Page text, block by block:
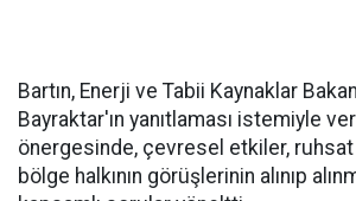
Bartın, Enerji ve Tabii Kaynaklar
Bayraktar'ın yanıtlaması istemiyle
önergesinde, çevresel etkiler,
bölge halkının görüşlerinin alınıp